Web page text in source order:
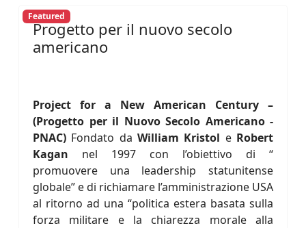
Featured
Progetto per il nuovo secolo
americano
Project for a New American Century –
(Progetto per il Nuovo Secolo Americano -
PNAC) Fondato da William Kristol e Robert
Kagan nel 1997 con l’obiettivo di “
promuovere una leadership statunitense
globale” e di richiamare l’amministrazione USA
al ritorno ad una “politica estera basata sulla
forza militare e la chiarezza morale alla